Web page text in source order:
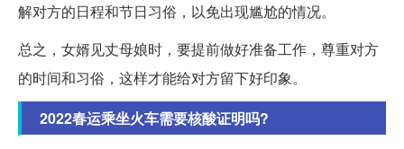
解对方的日程和节日习俗，以免出现尴尬的情况。
总之，女婿见丈母娘时，要提前做好准备工作，尊重对方
的时间和习俗，这样才能给对方留下好印象。
2022春运乘坐火车需要核酸证明吗?